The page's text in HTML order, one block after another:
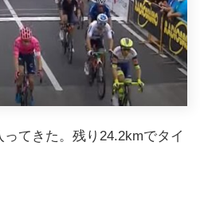
てきた。残り24.2kmでタイ